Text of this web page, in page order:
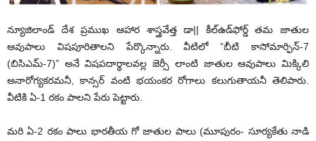
న్యూజిలాండ్‌ దేశ ప్రముఖ ఆహార శాస్త్రవేత్త డా|| కీల్‌ఉడ్‌ఫోర్డ్‌ తమ జాతుల
ఆవుపాలు విషపూరితాలని పేర్కొన్నారు. వీటిలో ”బీటి కాసోమార్ఫిన్‌-7
(బిసిఎమ్‌-7)” అనే విషపదార్థాలవల్ల జెర్సీ లాంటి జాతుల ఆవుపాలు మిక్కిలి
అనారోగ్యకరమనీ, కాన్సర్‌ వంటి భయంకర రోగాలు కలుగుతాయనీ తెలిపారు.
వీటికి ఏ-1 రకం పాలని పేరు పెట్టారు.
మరి ఏ-2 రకం పాలు భారతీయ గో జాతుల పాలు (మూపురం- సూర్యకేతు నాడి